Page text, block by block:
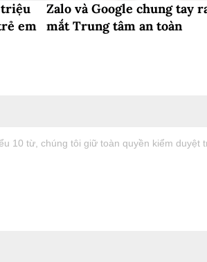
triệu
em
Zalo và Google chung tay
mắt Trung tâm an toàn